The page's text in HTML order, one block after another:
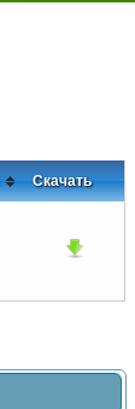
Скачать